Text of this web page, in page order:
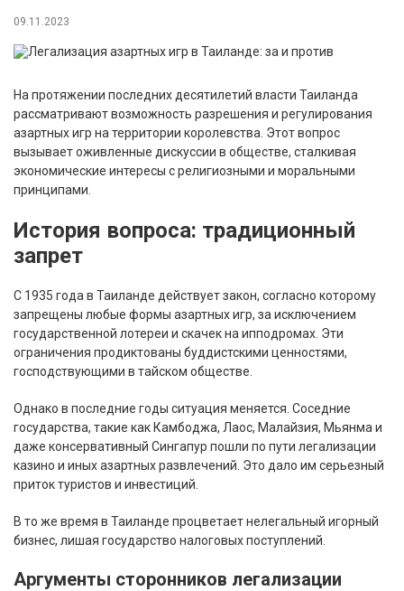
09.11.2023
На протяжении последних десятилетий власти Таиланда
рассматривают возможность разрешения и регулирования
азартных игр на территории королевства. Этот вопрос
вызывает оживленные дискуссии в обществе, сталкивая
экономические интересы с религиозными и моральными
принципами.
История вопроса: традиционный
запрет
С 1935 года в Таиланде действует закон, согласно которому
запрещены любые формы азартных игр, за исключением
государственной лотереи и скачек на ипподромах. Эти
ограничения продиктованы буддистскими ценностями,
господствующими в тайском обществе.
Однако в последние годы ситуация меняется. Соседние
государства, такие как Камбоджа, Лаос, Малайзия, Мьянма и
даже консервативный Сингапур пошли по пути легализации
казино и иных азартных развлечений. Это дало им серьезный
приток туристов и инвестиций.
В то же время в Таиланде процветает нелегальный игорный
бизнес, лишая государство налоговых поступлений.
Аргументы сторонников легализации